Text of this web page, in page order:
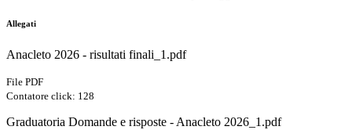
Allegati
Anacleto 2026 - risultati finali_1.pdf
File PDF
Contatore click: 128
Graduatoria Domande e risposte - Anacleto 2026_1.pdf